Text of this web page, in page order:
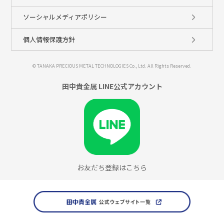
ソーシャルメディアポリシー
個人情報保護方針
© TANAKA PRECIOUS METAL TECHNOLOGIES Co., Ltd. All Rights Reserved.
田中貴金属 LINE公式アカウント
お友だち登録はこちら